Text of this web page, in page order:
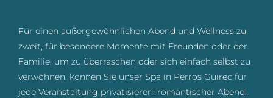
Für einen außergewöhnlichen Abend und Wellness zu
zweit, für besondere Momente mit Freunden oder der
Familie, um zu überraschen oder sich einfach selbst zu
verwöhnen, können Sie unser Spa in Perros Guirec für
jede Veranstaltung privatisieren: romantischer Abend,